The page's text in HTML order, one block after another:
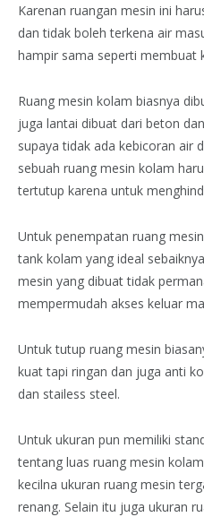
Karenan ruangan mesin ini
dan tidak boleh terkena air
hampir sama seperti membuat
Ruang mesin kolam biasnya
juga lantai dibuat dari beton
supaya tidak ada kebicoran air
sebuah ruang mesin kolam
tertutup karena untuk
Untuk penempatan ruang
tank kolam yang ideal
mesin yang dibuat tidak
mempermudah akses keluar
Untuk tutup ruang mesin
kuat tapi ringan dan juga anti
dan stailess steel.
Untuk ukuran pun memiliki
tentang luas ruang mesin
kecilna ukuran ruang mesin
renang. Selain itu juga ukuran